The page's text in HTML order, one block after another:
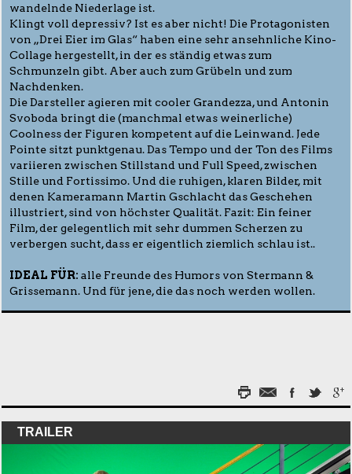
wandelnde Niederlage ist.
Klingt voll depressiv? Ist es aber nicht! Die Protagonisten
von „Drei Eier im Glas“ haben eine sehr ansehnliche Kino-
Collage hergestellt, in der es ständig etwas zum
Schmunzeln gibt. Aber auch zum Grübeln und zum
Nachdenken.
Die Darsteller agieren mit cooler Grandezza, und Antonin
Svoboda bringt die (manchmal etwas weinerliche)
Coolness der Figuren kompetent auf die Leinwand. Jede
Pointe sitzt punktgenau. Das Tempo und der Ton des Films
variieren zwischen Stillstand und Full Speed, zwischen
Stille und Fortissimo. Und die ruhigen, klaren Bilder, mit
denen Kameramann Martin Gschlacht das Geschehen
illustriert, sind von höchster Qualität. Fazit: Ein feiner
Film, der gelegentlich mit sehr dummen Scherzen zu
verbergen sucht, dass er eigentlich ziemlich schlau ist..
IDEAL FÜR: alle Freunde des Humors von Stermann &
Grissemann. Und für jene, die das noch werden wollen.
TRAILER